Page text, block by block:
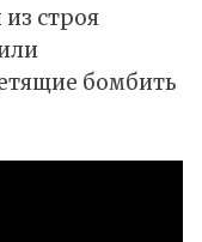
строя
бомбить